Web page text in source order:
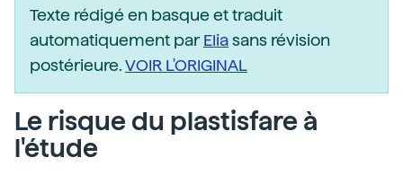
Texte rédigé en basque et traduit
automatiquement parEliasans révision
postérieure.VOIR L'ORIGINAL
Le risque du plastisfare à
l'étude